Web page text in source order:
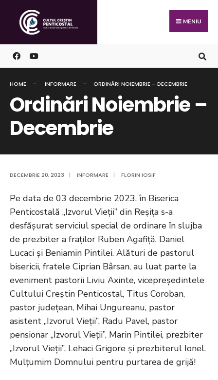
content
MENIU
HOME INFORMARE ORDINĂRI NOIEMBRIE – DECEMBRIE
Ordinări Noiembrie –
Decembrie
DECEMBRIE 20, 2023 | INFORMARE | FLORIN IOSIF
Pe data de 03 decembrie 2023, în Biserica
Penticostală „Izvorul Vieții” din Reșița s-a
desfășurat serviciul special de ordinare în slujba
de prezbiter a fraților Ruben Agafiță, Daniel
Lucaci și Beniamin Pintilei. Alături de pastorul
bisericii, fratele Ciprian Bârsan, au luat parte la
eveniment pastorii Liviu Axinte, vicepreședintele
Cultului Creștin Penticostal, Titus Coroban,
pastor județean, Mihai Ungureanu, pastor
asistent „Izvorul Vieții”, Radu Pavel, pastor
pensionar „Izvorul Vieții”, Marin Pintilei, prezbiter
„Izvorul Vieții”, Lehaci Grigore și prezbiterul Ionel.
Mulțumim Domnului pentru purtarea de grijă!
for: